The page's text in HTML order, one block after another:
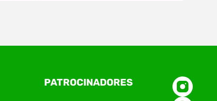
O Polo ACATE-ACIRS, por meio do NIAVI – Núcleo
de Tecnologia da Informação do Alto Vale do
PATROCINADORES